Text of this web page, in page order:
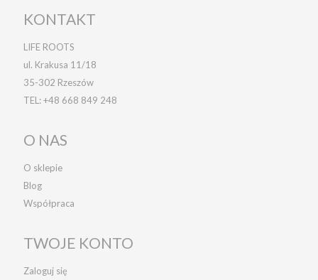
KONTAKT
LIFE ROOTS
ul. Krakusa 11/18
35-302 Rzeszów
TEL:+48 668 849 248
O NAS
O sklepie
Blog
Współpraca
TWOJE KONTO
Zaloguj się